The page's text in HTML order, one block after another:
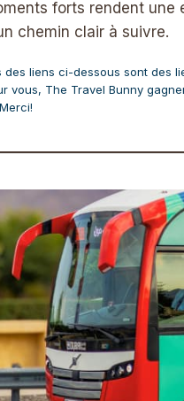
forts rendent
chemin clair à suivre.
des liens ci-dessous sont des
vous, The Travel Bunny